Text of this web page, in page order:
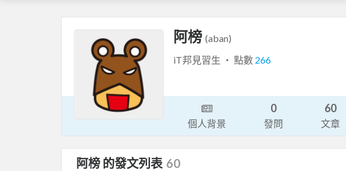
阿榜 (aban)
iT邦見習生 ‧ 點數 266
個人背景
0
發問
60
文章
阿榜 的發文列表 60